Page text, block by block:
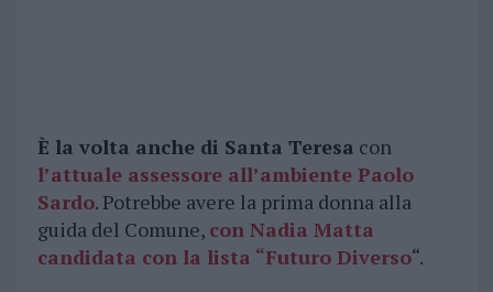
È la volta anche di Santa Teresa con
l’attuale assessore all’ambiente Paolo
Sardo. Potrebbe avere la prima donna alla
guida del Comune, con Nadia Matta
candidata con la lista “Futuro Diverso“.